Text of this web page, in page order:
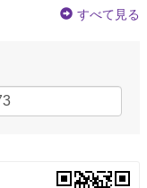
すべて見る